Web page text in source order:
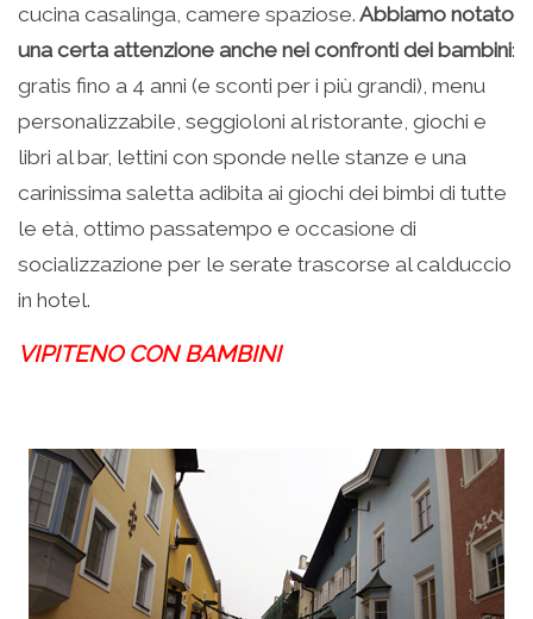
cucina casalinga, camere spaziose. Abbiamo notato
una certa attenzione anche nei confronti dei bambini:
gratis fino a 4 anni (e sconti per i più grandi), menu
personalizzabile, seggioloni al ristorante, giochi e
libri al bar, lettini con sponde nelle stanze e una
carinissima saletta adibita ai giochi dei bimbi di tutte
le età, ottimo passatempo e occasione di
socializzazione per le serate trascorse al calduccio
in hotel.
VIPITENO CON BAMBINI